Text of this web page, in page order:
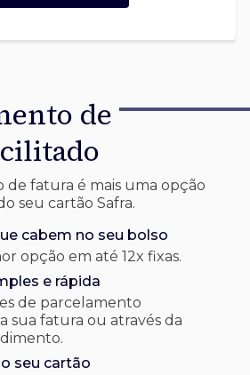
de
de fatura é mais uma opção
seu cartão Safra.
cabem no seu bolso
opção em até 12x fixas.
e rápida
de parcelamento
sua fatura ou através da
seu cartão